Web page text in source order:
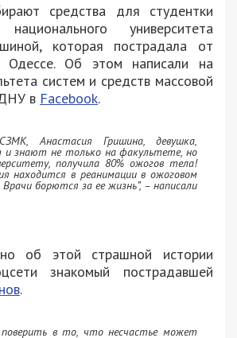
средства для студентки
национального университета
которая пострадала от
Одессе. Об этом написали на
систем и средств массовой
в Facebook.
Анастасия Гришина, девушка,
знают не только на факультете, но
получила 80% ожогов тела!
находится в реанимации в ожоговом
Врачи борются за ее жизнь”, – написали
об этой страшной истории
знакомый пострадавшей
.
поверить в то, что несчастье может